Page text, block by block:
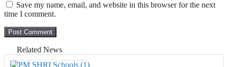
Save my name, email, and website in this browser for the next
time I comment.
Related News